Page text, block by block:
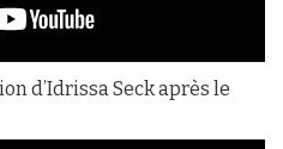
d’Idrissa Seck après le